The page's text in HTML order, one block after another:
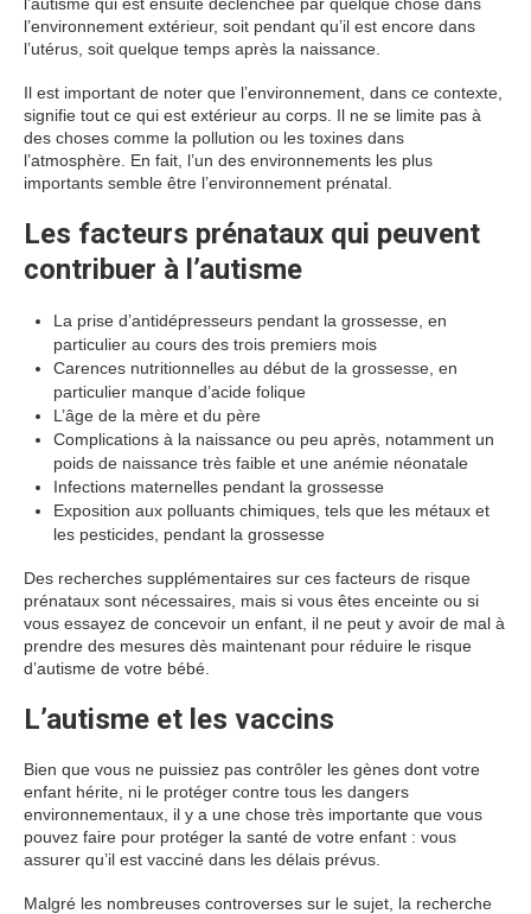
l’environnement extérieur, soit pendant qu’il est encore dans
l’utérus, soit quelque temps après la naissance.
Il est important de noter que l’environnement, dans ce contexte,
signifie tout ce qui est extérieur au corps. Il ne se limite pas à
des choses comme la pollution ou les toxines dans
l’atmosphère. En fait, l’un des environnements les plus
importants semble être l’environnement prénatal.
Les facteurs prénataux qui peuvent
contribuer à l’autisme
La prise d’antidépresseurs pendant la grossesse, en
particulier au cours des trois premiers mois
Carences nutritionnelles au début de la grossesse, en
particulier manque d’acide folique
L’âge de la mère et du père
Complications à la naissance ou peu après, notamment un
poids de naissance très faible et une anémie néonatale
Infections maternelles pendant la grossesse
Exposition aux polluants chimiques, tels que les métaux et
les pesticides, pendant la grossesse
Des recherches supplémentaires sur ces facteurs de risque
prénataux sont nécessaires, mais si vous êtes enceinte ou si
vous essayez de concevoir un enfant, il ne peut y avoir de mal à
prendre des mesures dès maintenant pour réduire le risque
d’autisme de votre bébé.
L’autisme et les vaccins
Bien que vous ne puissiez pas contrôler les gènes dont votre
enfant hérite, ni le protéger contre tous les dangers
environnementaux, il y a une chose très importante que vous
pouvez faire pour protéger la santé de votre enfant : vous
assurer qu’il est vacciné dans les délais prévus.
Malgré les nombreuses controverses sur le sujet, la recherche